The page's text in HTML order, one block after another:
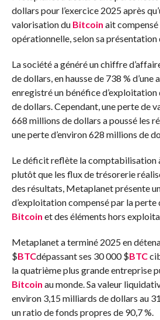
dollars pour l’exercice 2025 après
valorisation du Bitcoin ait
opérationnelle, selon sa présentation
La société a généré un chiffre
de dollars, en hausse de 738 % d’une
enregistré un bénéfice d’exploitation
de dollars. Cependant, une perte de
668 millions de dollars a poussé les
une perte d’environ 628 millions de
Le déficit reflète la comptabilisation
plutôt que les flux de trésorerie
des résultats, Metaplanet présente
d’exploitation compensé par la
Bitcoin et des éléments hors
Metaplanet a terminé 2025 en
$BTCdépassant ses 30 000$BTC
la quatrième plus grande entreprise
Bitcoin au monde. Sa valeur
environ 3,15 milliards de dollars au
un ratio de fonds propres de 90,7 %.